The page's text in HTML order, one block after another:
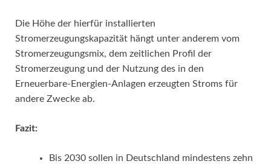
Die Höhe der hierfür installierten
Stromerzeugungskapazität hängt unter anderem vom
Stromerzeugungsmix, dem zeitlichen Profil der
Stromerzeugung und der Nutzung des in den
Erneuerbare-Energien-Anlagen erzeugten Stroms für
andere Zwecke ab.
Fazit:
Bis 2030 sollen in Deutschland mindestens zehn